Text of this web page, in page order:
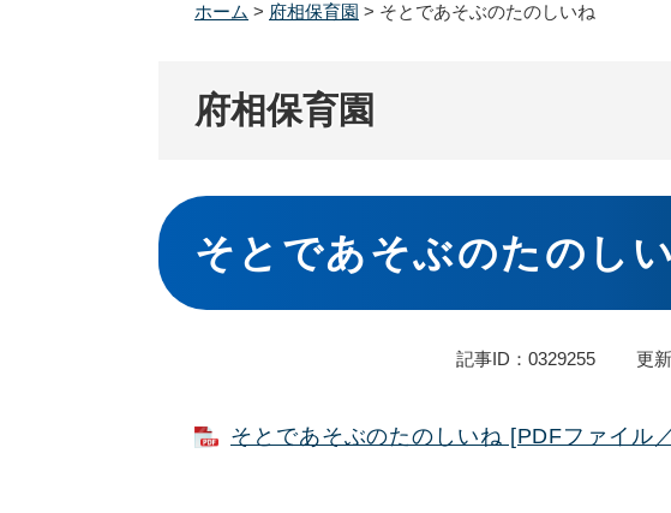
ホーム > 府相保育園 > そとであそぶのたのしいね
府相保育園
本
文
そとであそぶのたのし
記事ID：0329255 更
そとであそぶのたのしいね [PDFファイル